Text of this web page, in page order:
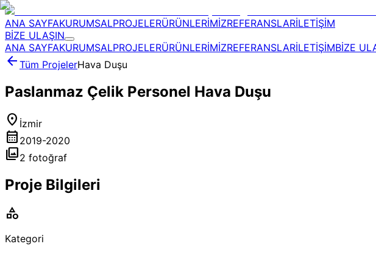
ANA SAYFAKURUMSALPROJELERÜRÜNLERİMİZREFERANSLARİLETİŞİM
BİZE ULAŞIN
ANA SAYFAKURUMSALPROJELERÜRÜNLERİMİZREFERANSLARİLETİŞİMBİZE
arrow_back Tüm ProjelerHava Duşu
Paslanmaz Çelik Personel Hava Duşu
location_on İzmir
calendar_month 2019-2020
photo_library2 fotoğraf
Proje Bilgileri
category
Kategori